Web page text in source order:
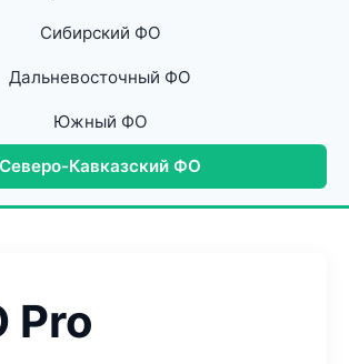
Сибирский ФО
Дальневосточный ФО
Южный ФО
Северо-Кавказский ФО